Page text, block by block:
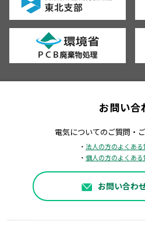
お問い合
電気についてのご質問・
・ 法人の方のよくある
・ 個人の方のよくある
お問い合わ